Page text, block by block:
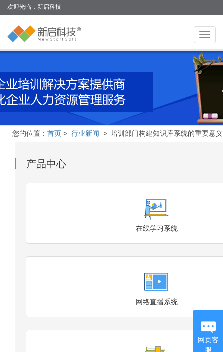
欢迎光临，新启科技
切
换
导
航
您的位置： 首页 > 行业新闻 > 培训部门构建知识库系统的重要意义
产品中心
在线学习系统
网络直播系统
网页客
服